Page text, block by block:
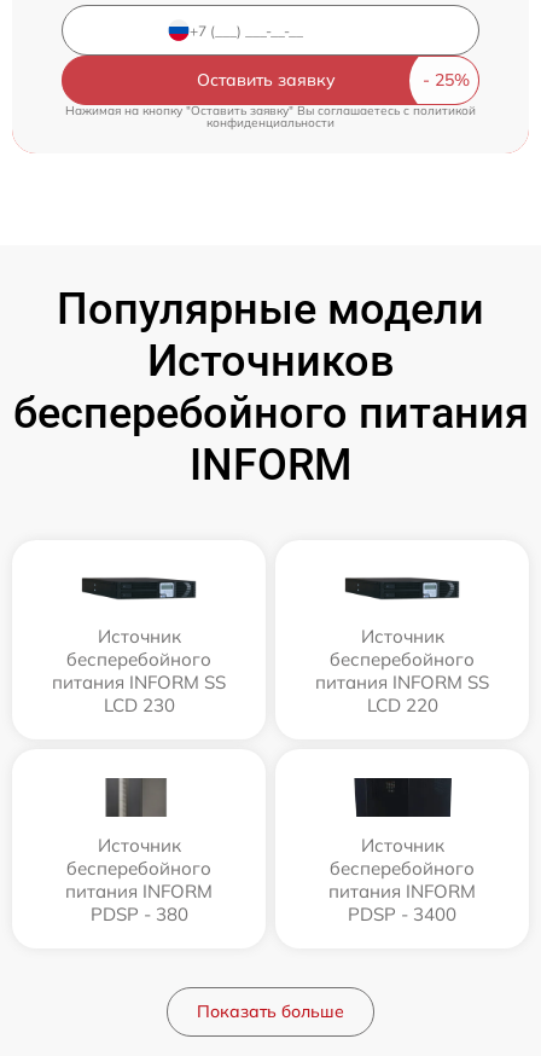
Оставить заявку
Нажимая на кнопку "Оставить заявку" Вы соглашаетесь cполитикой
конфиденциальности
Популярные модели
Источников
бесперебойного питания
INFORM
Источник
бесперебойного
питания INFORM SS
LCD 230
Источник
бесперебойного
питания INFORM SS
LCD 220
Источник
бесперебойного
питания INFORM
PDSP - 380
Источник
бесперебойного
питания INFORM
PDSP - 3400
Показать больше